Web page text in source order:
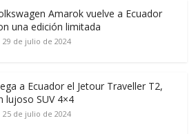
Amarok vuelve a Ecuador
una edición limitada
29 de julio de 2024
a Ecuador el Jetour Traveller T2,
lujoso SUV 4×4
25 de julio de 2024